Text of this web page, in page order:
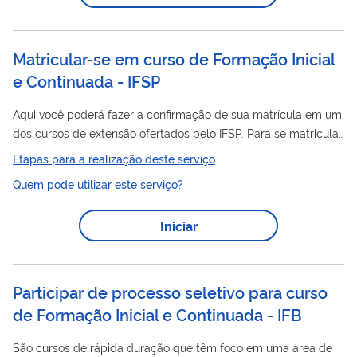
participação da população, ofertado de forma...
Matricular-se em curso de Formação Inicial
e Continuada - IFSP
Aqui você poderá fazer a confirmação de sua matrícula em um
dos cursos de extensão ofertados pelo IFSP. Para se matricular
em um Curso deFormaçãoInicial e Continuada (FIC), ou
sido aprovado em processo seletivo (Edital). Os Cursos de
Extensão ou deFormaçãoInicial e Continuada (FIC) são
cursos de curta duração que têm por objetivo a atualização, o
Etapas para a realização deste serviço
Quem pode utilizar este serviço?
Iniciar
Participar de processo seletivo para curso
de Formação Inicial e Continuada - IFB
São cursos de rápida duração que têm foco em uma área de